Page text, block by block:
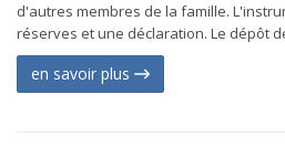
d'autres membres de la famille.
réserves et une déclaration. Le dépôt
en savoir plus